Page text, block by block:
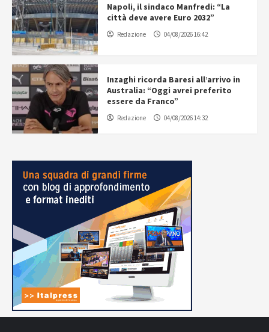
Napoli, il sindaco Manfredi: “La
città deve avere Euro 2032”
Redazione 04/08/2026 16:42
Inzaghi ricorda Baresi all’arrivo in
Australia: “Oggi avrei preferito
essere da Franco”
Redazione 04/08/2026 14:32